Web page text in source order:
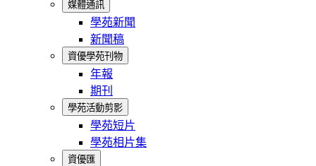
媒體通訊
學苑新聞
新聞稿
資優學苑刊物
年報
期刊
學苑活動剪影
學苑短片
學苑相片集
資優匯